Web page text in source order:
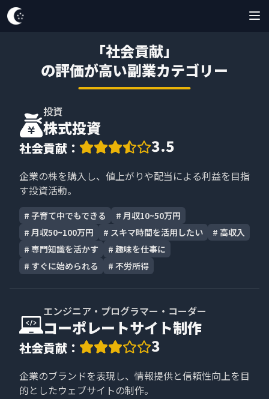
「社会貢献」
の評価が高い副業カテゴリー
投資
株式投資
社会貢献 ： 3.5
企業の株を購入し、値上がりや配当による利益を目指
す投資活動。
# 子育て中でもできる # 月収10~50万円
# 月収50~100万円 # スキマ時間を活用したい # 高収入
# 専門知識を活かす # 趣味を仕事に
# すぐに始められる # 不労所得
エンジニア・プログラマー・コーダー
コーポレートサイト制作
社会貢献 ： 3
企業のブランドを表現し、情報提供と信頼性向上を目
的としたウェブサイトの制作。